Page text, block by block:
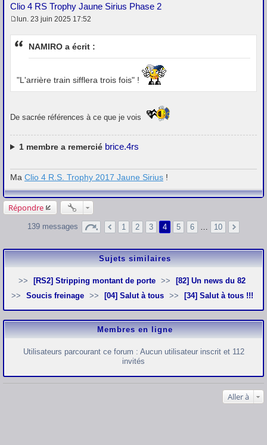
Clio 4 RS Trophy Jaune Sirius Phase 2
e
s
e
lun. 23 juin 2025 17:52
NAMIRO a écrit :
"L'arrière train sifflera trois fois" !
De sacrée références à ce que je vois
1membre a remercié brice.4rs
Ma Clio 4 R.S. Trophy 2017 Jaune Sirius !
Répondre
139 messages 1 2 3 4 5 6 … 10
Sujets similaires
[RS2] Stripping montant de porte
[82] Un news du 82
Soucis freinage
[04] Salut à tous [34] Salut à tous !!!
Membres en ligne
Utilisateurs parcourant ce forum : Aucun utilisateur inscrit et 112
invités
Aller à